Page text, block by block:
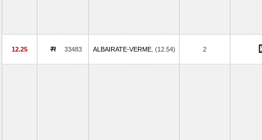
12.25 33483 ALBAIRATE-VERME. (12.54) 2